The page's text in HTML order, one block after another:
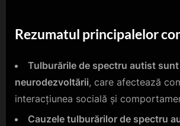
Rezumatul principalelor
Tulburările de spectru autist
neurodezvoltării, care afectează
interacțiunea socială și
Cauzele tulburărilor de spectru